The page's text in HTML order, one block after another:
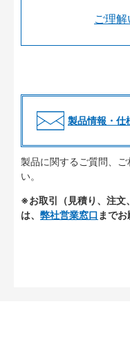
ご理
製品情報・仕
製品に関するご質問、
い。
※お取引（見積り、注文
は、 弊社営業窓口 までお